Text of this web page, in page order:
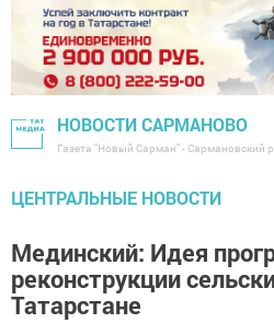
НОВОСТИ САРМАНОВО
Газета "Новый Сарман" - Сармановский
ЦЕНТРАЛЬНЫЕ НОВОСТИ
Мединский: Идея
реконструкции
Татарстане